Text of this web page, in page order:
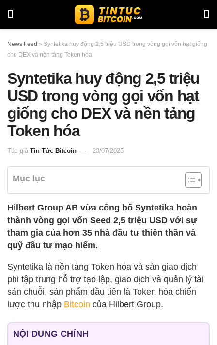
News Feed » Syntetika huy động 2,5 triệu USD trong vòng gọi vốn hạt giống
cho DEX và nền tảng Token hóa
Syntetika huy động 2,5 triệu
USD trong vòng gọi vốn hạt
giống cho DEX và nền tảng
Token hóa
Tác giả Tin Tức Bitcoin 23/07/2025
Mục lục
Hilbert Group AB vừa công bố Syntetika hoàn
thành vòng gọi vốn Seed 2,5 triệu USD với sự
tham gia của hơn 35 nhà đầu tư thiên thần và
quỹ đầu tư mạo hiểm.
Syntetika là nền tảng Token hóa và sàn giao dịch
phi tập trung hỗ trợ tạo lập, giao dịch và quản lý tài
sản chuỗi, sản phẩm đầu tiên là Token hóa chiến
lược thu nhập Bitcoin của Hilbert Group.
NỘI DUNG CHÍNH